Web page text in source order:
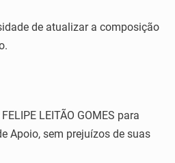
de atualizar a composição
LEITÃO GOMES para
Apoio, sem prejuízos de suas